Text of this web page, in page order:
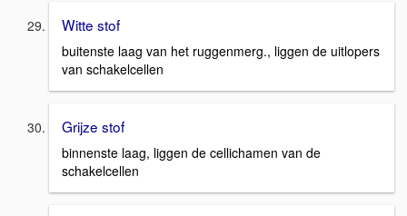
Witte stof
buitenste laag van het ruggenmerg., liggen de uitlopers
van schakelcellen
Grijze stof
binnenste laag, liggen de cellichamen van de
schakelcellen